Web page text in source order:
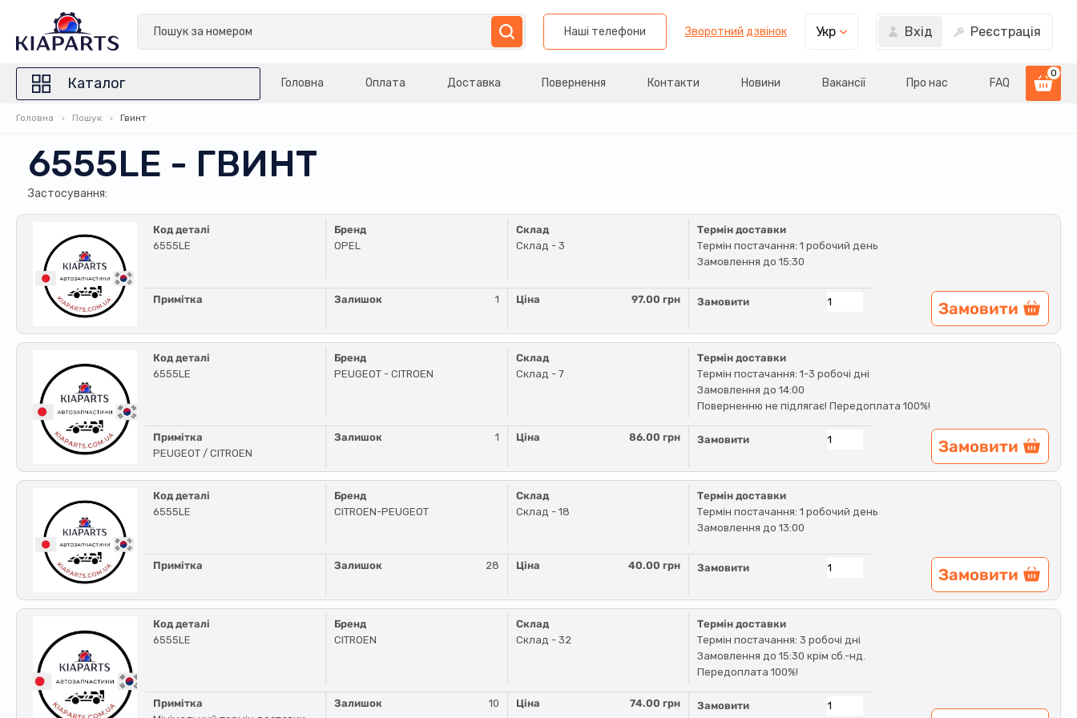
Наші телефони Зворотний дзвінок Укр Вхід Реєстрація
Каталог Головна Оплата Доставка Повернення Контакти Новини Вакансії Про нас FAQ
0
Головна Пошук Гвинт
6555LE - ГВИНТ
Застосування:
Код деталі
6555LE
Бренд
OPEL
Склад
Склад - 3
Термін доставки
Термін постачання: 1 робочий день
Замовлення до 15:30
Примітка Залишок 1 Ціна 97.00 грн Замовити Замовити
Код деталі
6555LE
Бренд
PEUGEOT - CITROEN
Склад
Склад - 7
Термін доставки
Термін постачання: 1-3 робочі дні
Замовлення до 14:00
Поверненню не підлягає! Передоплата 100%!
Примітка
PEUGEOT / CITROEN
Залишок 1 Ціна 86.00 грн Замовити Замовити
Код деталі
6555LE
Бренд
CITROEN-PEUGEOT
Склад
Склад - 18
Термін доставки
Термін постачання: 1 робочий день
Замовлення до 13:00
Примітка Залишок 28 Ціна 40.00 грн Замовити Замовити
Код деталі
6555LE
Бренд
CITROEN
Склад
Склад - 32
Термін доставки
Термін постачання: 3 робочі дні
Замовлення до 15:30 крім сб.-нд.
Передоплата 100%!
Примітка
Залишок 10 Ціна 74.00 грн Замовити